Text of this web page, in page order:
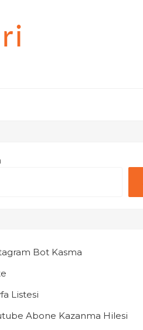
Bot Kasma
Listesi
Abone Kazanma Hilesi